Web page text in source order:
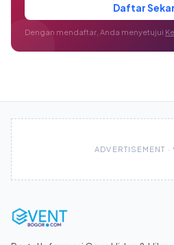
Daftar
Dengan mendaftar, Anda menyetujui
ADVERTISEMENT